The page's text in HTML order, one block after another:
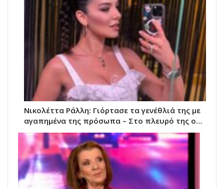
Νικολέττα Ράλλη: Γιόρτασε τα γενέθλιά της με
αγαπημένα της πρόσωπα – Στο πλευρό της ο…